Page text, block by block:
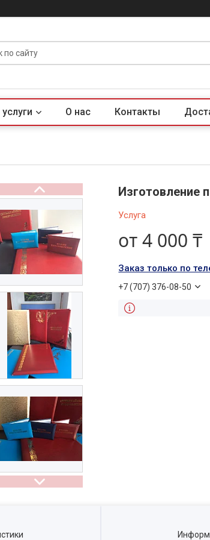
О нас Контакты
Изготовление
Услуга
от4 000 ₸
Заказ только по
+7 (707) 376-08-50